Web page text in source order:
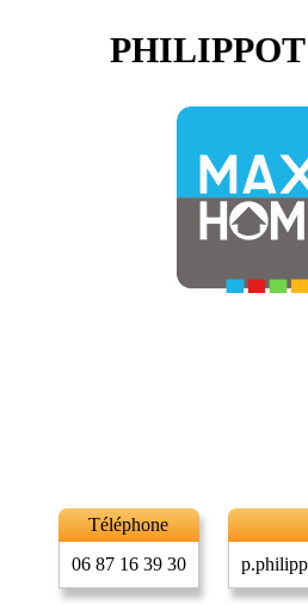
Téléphone
06 87 16 39 30